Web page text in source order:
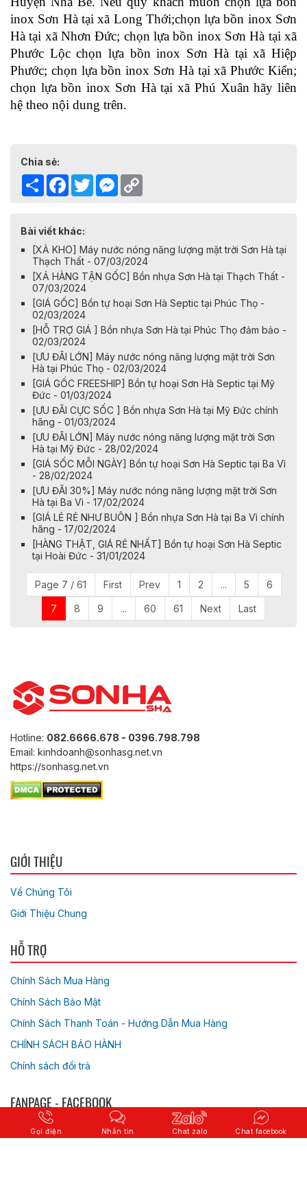
inox Sơn Hà tại xã Long Thới;chọn lựa bồn inox Sơn
Hà tại xã Nhơn Đức; chọn lựa bồn inox Sơn Hà tại xã
Phước Lộc chọn lựa bồn inox Sơn Hà tại xã Hiệp
Phước; chọn lựa bồn inox Sơn Hà tại xã Phước Kiển;
chọn lựa bồn inox Sơn Hà tại xã Phú Xuân hãy liên
hệ theo nội dung trên.
Chia sẻ:
Share Facebook
TwitterMessenger
Bài viết khác:
[XẢ KHO] Máy nước nóng năng lượng mặt trời Sơn Hà tại
Thạch Thất - 07/03/2024
[XẢ HÀNG TẬN GỐC] Bồn nhựa Sơn Hà tại Thạch Thất -
07/03/2024
[GIÁ GỐC] Bồn tự hoại Sơn Hà Septic tại Phúc Thọ -
02/03/2024
[HỖ TRỢ GIÁ ] Bồn nhựa Sơn Hà tại Phúc Thọ đảm bảo -
02/03/2024
[ƯU ĐÃI LỚN] Máy nước nóng năng lượng mặt trời Sơn
Hà tại Phúc Thọ - 02/03/2024
[GIÁ GỐC FREESHIP] Bồn tự hoại Sơn Hà Septic tại Mỹ
Đức - 01/03/2024
​​​​[ƯU ĐÃI CỰC SỐC ] Bồn nhựa Sơn Hà tại Mỹ Đức chính
hãng - 01/03/2024
[ƯU ĐÃI LỚN] Máy nước nóng năng lượng mặt trời Sơn
Hà tại Mỹ Đức - 28/02/2024
[GIÁ SỐC MỖI NGÀY] Bồn tự hoại Sơn Hà Septic tại Ba Vì
- 28/02/2024
[ƯU ĐÃI 30%] Máy nước nóng năng lượng mặt trời Sơn
Hà tại Ba Vì - 17/02/2024
[GIÁ LẺ RẺ NHƯ BUÔN ] Bồn nhựa Sơn Hà tại Ba Vì chính
hãng - 17/02/2024
[HÀNG THẬT, GIÁ RẺ NHẤT] Bồn tự hoại Sơn Hà Septic
tại Hoài Đức - 31/01/2024
Page 7 / 61 First Prev 1 2 ... 5 6
7 8 9 ... 60 61 Next Last
Hotline: 082.6666.678 - 0396.798.798
Email: kinhdoanh@sonhasg.net.vn
https://sonhasg.net.vn
GIỚI THIỆU
Về Chúng Tôi
Giới Thiệu Chung
HỖ TRỢ
Chính Sách Mua Hàng
Chính Sách Bảo Mật
Chính Sách Thanh Toán - Hướng Dẫn Mua Hàng
CHÍNH SÁCH BẢO HÀNH
Chính sách đổi trả
FANPAGE - FACEBOOK
Gọi điện Nhắn tin Chat zalo Chat facebook